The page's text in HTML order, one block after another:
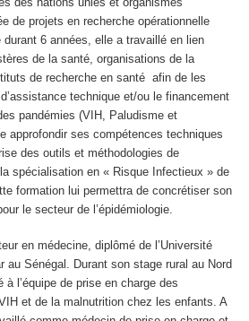
de projets en recherche opérationnelle
durant 6 années, elle a travaillé en lien
de la santé, organisations de la
de recherche en santé afin de les
technique et/ou le financement
pandémies (VIH, Paludisme et
approfondir ses compétences techniques
des outils et méthodologies de
spécialisation en « Risque Infectieux » de
formation lui permettra de concrétiser son
le secteur de l’épidémiologie.
en médecine, diplômé de l’Université
au Sénégal. Durant son stage rural au Nord
l’équipe de prise en charge des
et de la malnutrition chez les enfants. A